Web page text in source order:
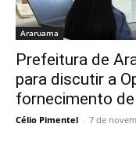
Araruama
Prefeitura de
para discutir a
fornecimento
Célio Pimentel - 7 de